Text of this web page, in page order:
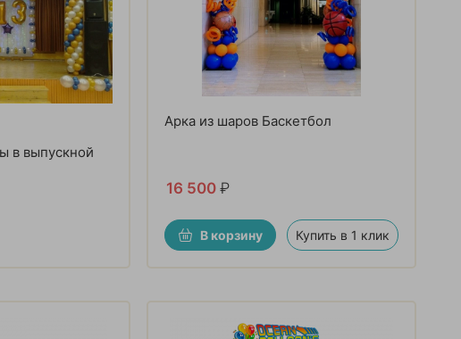
в выпускной
Арка из шаров Баскетбол
16 500 ₽
В корзину Купить в 1 клик